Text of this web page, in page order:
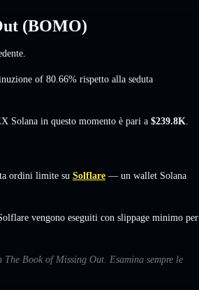
(BOMO)
of 80.66% rispetto alla seduta
Solana in questo momento è pari a $239.8K
ordini limite su Solflare — un wallet Solana
vengono eseguiti con slippage minimo per
Book of Missing Out. Esamina sempre le